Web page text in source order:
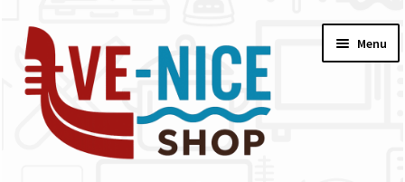
alla
navigazione
contenuto
Menu